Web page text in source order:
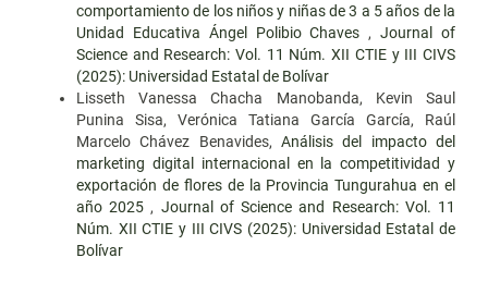
comportamiento de los niños y niñas de 3 a 5 años de la
Unidad Educativa Ángel Polibio Chaves ,Journal of
Science and Research: Vol. 11 Núm. XII CTIE y III CIVS
(2025): Universidad Estatal de Bolívar
Lisseth Vanessa Chacha Manobanda, Kevin Saul
Punina Sisa, Verónica Tatiana García García, Raúl
Marcelo Chávez Benavides, Análisis del impacto del
marketing digital internacional en la competitividad y
exportación de flores de la Provincia Tungurahua en el
año 2025 , Journal of Science and Research: Vol. 11
Núm. XII CTIE y III CIVS (2025): Universidad Estatal de
Bolívar